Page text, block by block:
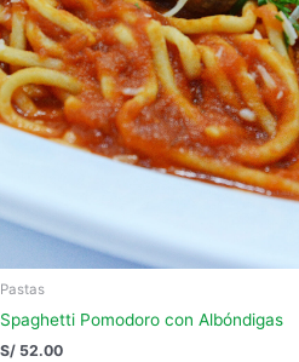
Pastas
Spaghetti Pomodoro con Albóndigas
S/ 52.00